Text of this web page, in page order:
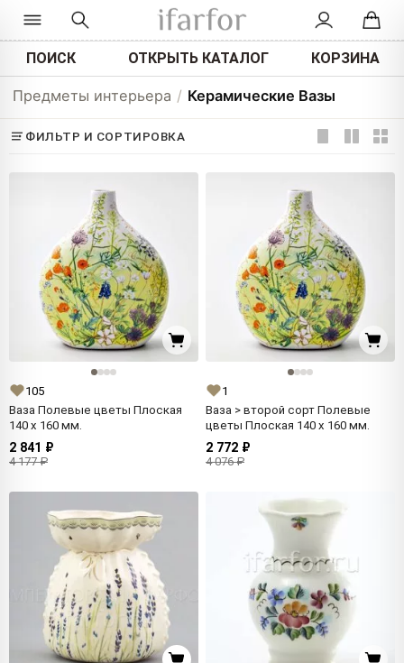
ПОИСК ОТКРЫТЬ КАТАЛОГ КОРЗИНА
Предметы интерьера / Керамические Вазы
ФИЛЬТР И СОРТИРОВКА
105
Ваза Полевые цветы Плоская
140 x 160 мм.
2 841 ₽
4 177 ₽
1
Ваза > второй сорт Полевые
цветы Плоская 140 x 160 мм.
2 772 ₽
4 076 ₽